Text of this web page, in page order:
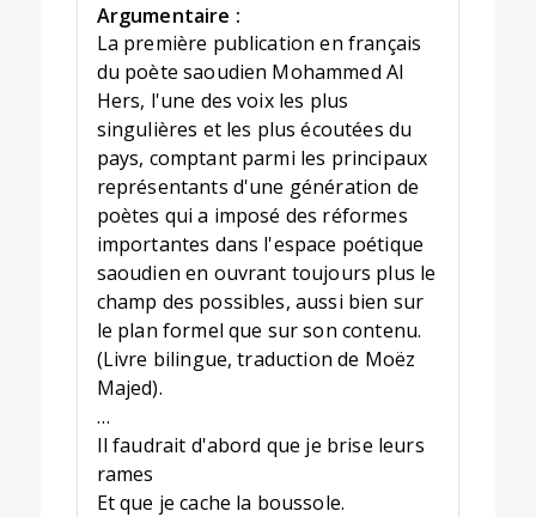
Argumentaire :
La première publication en français
du poète saoudien Mohammed Al
Hers, l'une des voix les plus
singulières et les plus écoutées du
pays, comptant parmi les principaux
représentants d'une génération de
poètes qui a imposé des réformes
importantes dans l'espace poétique
saoudien en ouvrant toujours plus le
champ des possibles, aussi bien sur
le plan formel que sur son contenu.
(Livre bilingue, traduction de Moëz
Majed).
…
Il faudrait d'abord que je brise leurs
rames
Et que je cache la boussole.